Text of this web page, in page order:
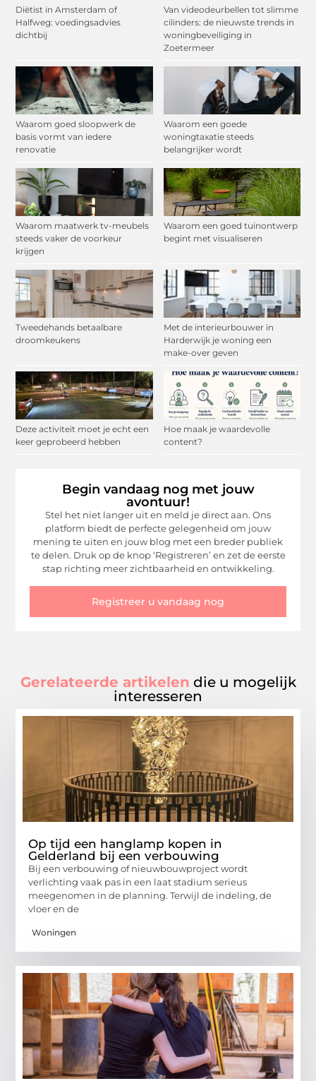
Diëtist in Amsterdam of
Halfweg: voedingsadvies
dichtbij
Van videodeurbellen tot slimme
cilinders: de nieuwste trends in
woningbeveiliging in
Zoetermeer
Waarom goed sloopwerk de
basis vormt van iedere
renovatie
Waarom een goede
woningtaxatie steeds
belangrijker wordt
Waarom maatwerk tv-meubels
steeds vaker de voorkeur
krijgen
Waarom een goed tuinontwerp
begint met visualiseren
Tweedehands betaalbare
droomkeukens
Met de interieurbouwer in
Harderwijk je woning een
make-over geven
Deze activiteit moet je echt een
keer geprobeerd hebben
Hoe maak je waardevolle
content?
Begin vandaag nog met jouw
avontuur!
Stel het niet langer uit en meld je direct aan. Ons
platform biedt de perfecte gelegenheid om jouw
mening te uiten en jouw blog met een breder publiek
te delen. Druk op de knop ‘Registreren’ en zet de eerste
stap richting meer zichtbaarheid en ontwikkeling.
Registreer u vandaag nog
Gerelateerde artikelen die u mogelijk
interesseren
Op tijd een hanglamp kopen in
Gelderland bij een verbouwing
Bij een verbouwing of nieuwbouwproject wordt
verlichting vaak pas in een laat stadium serieus
meegenomen in de planning. Terwijl de indeling, de
vloer en de
Woningen